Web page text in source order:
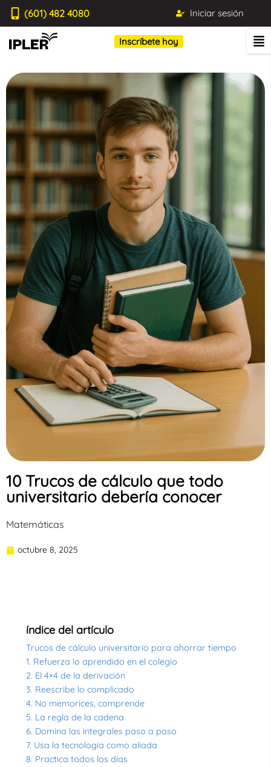
(601) 482 4080 Iniciar sesión
Inscríbete hoy
10 Trucos de cálculo que todo
universitario debería conocer
Matemáticas
octubre 8, 2025
índice del artículo
Trucos de cálculo universitario para ahorrar tiempo
1. Refuerza lo aprendido en el colegio
2. El 4×4 de la derivación
3. Reescribe lo complicado
4. No memorices, comprende
5. La regla de la cadena
6. Domina las integrales paso a paso
7. Usa la tecnología como aliada
8. Practica todos los días